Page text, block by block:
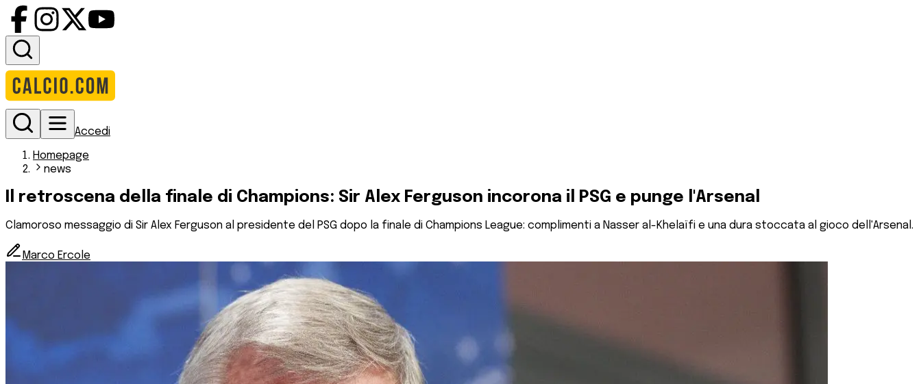
Accedi
Homepage
news
Il retroscena della finale di Champions: Sir Alex Ferguson incorona il PSG e punge l'Arsenal
Clamoroso messaggio di Sir Alex Ferguson al presidente del PSG dopo la finale di Champions League: complimenti a Nasser al-Khelaïfi e una dura stoccata al gioco dell'Arsenal.
Marco Ercole